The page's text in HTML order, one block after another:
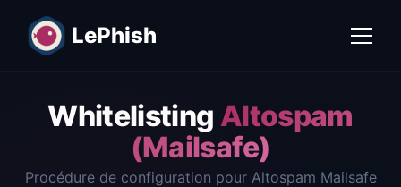
LePhish
Whitelisting Altospam
(Mailsafe)
Procédure de configuration pour Altospam Mailsafe